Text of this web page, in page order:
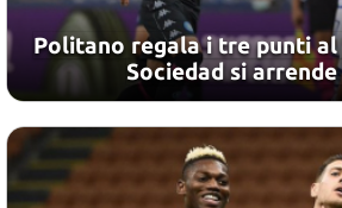
Politano regala i tre punti al
Sociedad si arrende